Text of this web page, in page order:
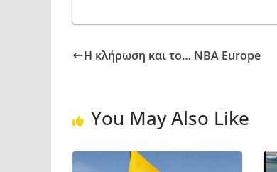
H κλήρωση και το… NBA Εurope
You May Also Like